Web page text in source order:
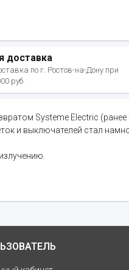
доставка
по г. Ростов-на-Дону при
руб.
Systeme Electric (ранее
и выключателей стал